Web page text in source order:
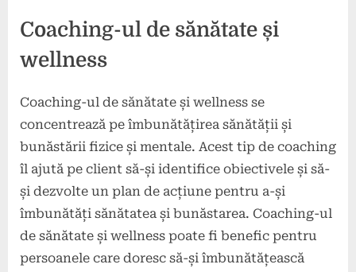
Coaching-ul de sănătate și
wellness
Coaching-ul de sănătate și wellness se
concentrează pe îmbunătățirea sănătății și
bunăstării fizice și mentale. Acest tip de coaching
îl ajută pe client să-și identifice obiectivele și să-
și dezvolte un plan de acțiune pentru a-și
îmbunătăți sănătatea și bunăstarea. Coaching-ul
de sănătate și wellness poate fi benefic pentru
persoanele care doresc să-și îmbunătățească